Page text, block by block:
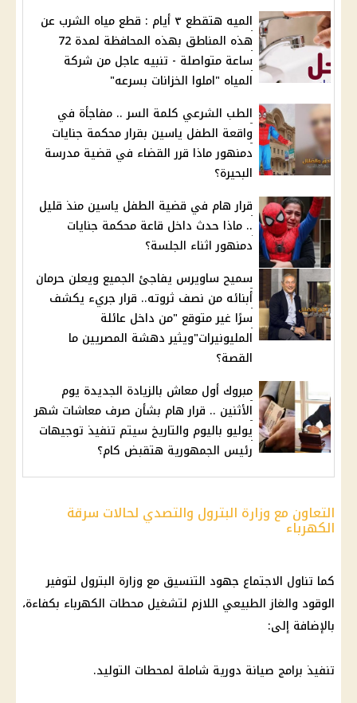
الميه هتقطع ٣ أيام : قطع مياه الشرب عن
هذه المناطق بهذه المحافظة لمدة 72
ساعة متواصلة - تنبيه عاجل من شركة
المياه "املوا الخزانات بسرعه"
الطب الشرعي كلمة السر .. مفاجأة في
واقعة الطفل ياسين بقرار محكمة جنايات
دمنهور ماذا قرر القضاء في قضية مدرسة
البحيرة؟
قرار هام في قضية الطفل ياسين منذ قليل
.. ماذا حدث داخل قاعة محكمة جنايات
دمنهور اثناء الجلسة؟
سميح ساويرس يفاجئ الجميع ويعلن حرمان
أبنائه من نصف ثروته.. قرار جريء يكشف
سرًا غير متوقع "من داخل عائلة
المليونيرات"ويثير دهشة المصريين ما
القصة؟
مبروك أول معاش بالزيادة الجديدة يوم
الأثنين .. قرار هام بشأن صرف معاشات شهر
يوليو باليوم والتاريخ سيتم تنفيذ توجيهات
رئيس الجمهورية هتقبض كام؟
التعاون مع وزارة البترول والتصدي لحالات سرقة
الكهرباء
كما تناول الاجتماع جهود التنسيق مع وزارة البترول لتوفير
الوقود والغاز الطبيعي اللازم لتشغيل محطات الكهرباء بكفاءة،
بالإضافة إلى:
تنفيذ برامج صيانة دورية شاملة لمحطات التوليد.